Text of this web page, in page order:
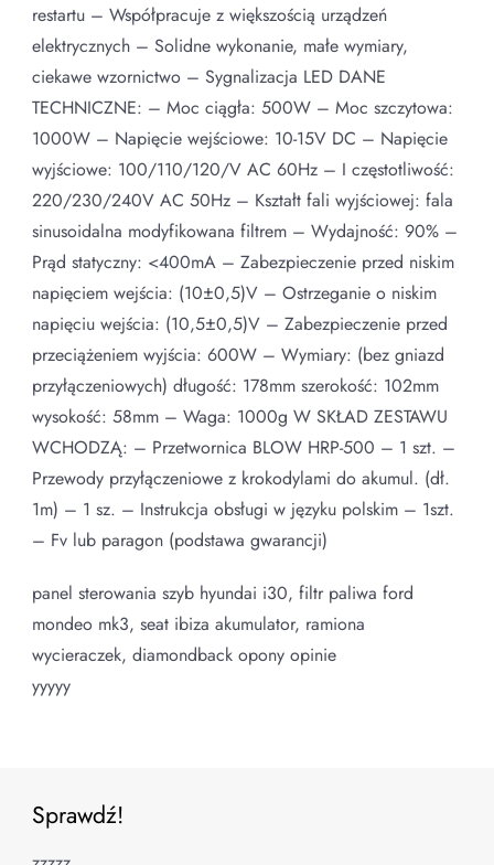
restartu – Współpracuje z większością urządzeń
elektrycznych – Solidne wykonanie, małe wymiary,
ciekawe wzornictwo – Sygnalizacja LED DANE
TECHNICZNE: – Moc ciągła: 500W – Moc szczytowa:
1000W – Napięcie wejściowe: 10-15V DC – Napięcie
wyjściowe: 100/110/120/V AC 60Hz – I częstotliwość:
220/230/240V AC 50Hz – Kształt fali wyjściowej: fala
sinusoidalna modyfikowana filtrem – Wydajność: 90% –
Prąd statyczny: <400mA – Zabezpieczenie przed niskim
napięciem wejścia: (10±0,5)V – Ostrzeganie o niskim
napięciu wejścia: (10,5±0,5)V – Zabezpieczenie przed
przeciążeniem wyjścia: 600W – Wymiary: (bez gniazd
przyłączeniowych) długość: 178mm szerokość: 102mm
wysokość: 58mm – Waga: 1000g W SKŁAD ZESTAWU
WCHODZĄ: – Przetwornica BLOW HRP-500 – 1 szt. –
Przewody przyłączeniowe z krokodylami do akumul. (dł.
1m) – 1 sz. – Instrukcja obsługi w języku polskim – 1szt.
– Fv lub paragon (podstawa gwarancji)
panel sterowania szyb hyundai i30, filtr paliwa ford
mondeo mk3, seat ibiza akumulator, ramiona
wycieraczek, diamondback opony opinie
yyyyy
Sprawdź!